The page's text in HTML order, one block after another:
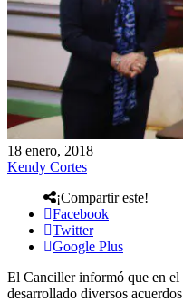
18 enero, 2018
Kendy Cortes
¡Compartir este!
Facebook
Twitter
Google Plus
El Canciller informó que en el
desarrollado diversos